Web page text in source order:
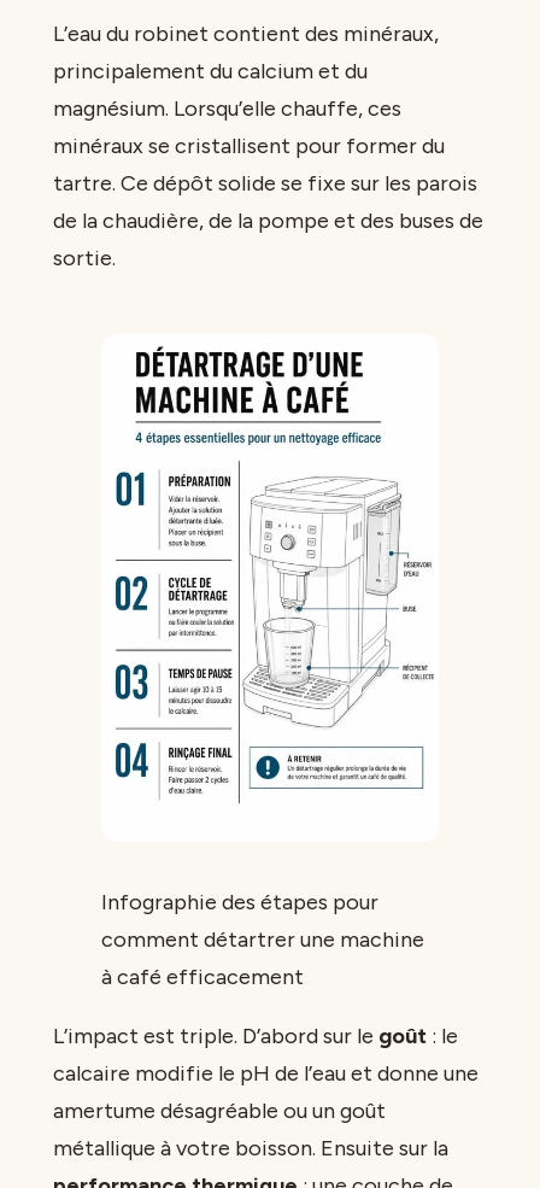
L’eau du robinet contient des minéraux,
principalement du calcium et du
magnésium. Lorsqu’elle chauffe, ces
minéraux se cristallisent pour former du
tartre. Ce dépôt solide se fixe sur les parois
de la chaudière, de la pompe et des buses de
sortie.
Infographie des étapes pour
comment détartrer une machine
à café efficacement
L’impact est triple. D’abord sur le goût : le
calcaire modifie le pH de l’eau et donne une
amertume désagréable ou un goût
métallique à votre boisson. Ensuite sur la